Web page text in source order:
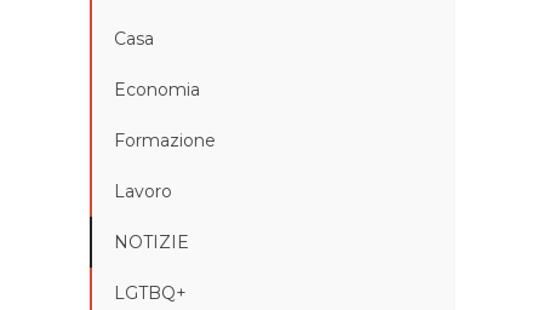
Casa
Economia
Formazione
Lavoro
NOTIZIE
LGTBQ+